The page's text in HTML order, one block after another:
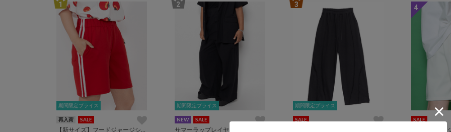
期間限定プライス
期間限定プライス
1
再入荷 SALE
【新サイズ】フードジャージショートパンツ
期間限定プライス
期間限定プライス
2
NEW SALE
サマーラップレイヤードパンツ
期間限定プライス
期間限定プライス
3
SALE
4
SALE
フードジャ